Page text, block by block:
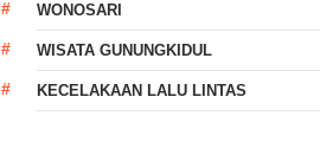
WONOSARI
WISATA GUNUNGKIDUL
KECELAKAAN LALU LINTAS